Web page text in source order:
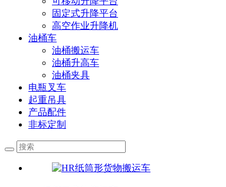
固定式升降平台
高空作业升降机
油桶车
油桶搬运车
油桶升高车
油桶夹具
电瓶叉车
起重吊具
产品配件
非标定制